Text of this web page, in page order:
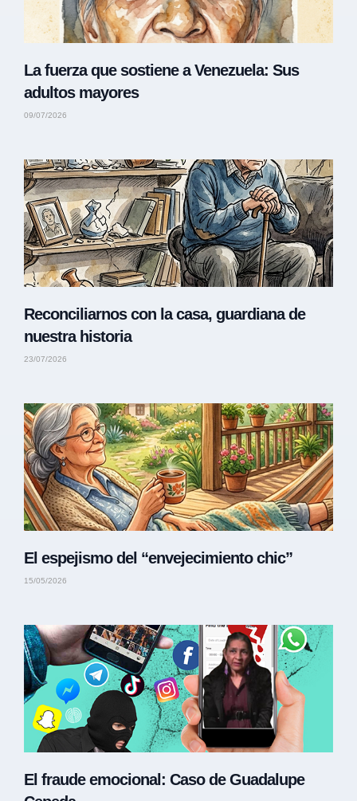
La fuerza que sostiene a Venezuela: Sus
adultos mayores
09/07/2026
Reconciliarnos con la casa, guardiana de
nuestra historia
23/07/2026
El espejismo del “envejecimiento chic”
15/05/2026
El fraude emocional: Caso de Guadalupe